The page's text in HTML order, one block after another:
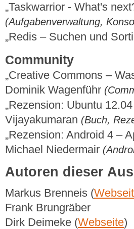
„Taskwarrior - What's
(Aufgabenverwaltung,
„Redis – Suchen und
Community
„Creative Commons –
Dominik Wagenführ
„Rezension: Ubuntu
Vijayakumaran (Buch,
„Rezension: Android 4 –
Michael Niedermair
Autoren dieser
Markus Brenneis (
Frank Brungräber
Dirk Deimeke (Webseite)